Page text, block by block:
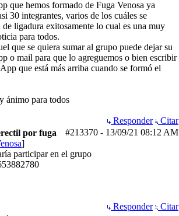
que hemos formado de Fuga Venosa ya
30 integrantes, varios de los cuáles se
de ligadura exitosamente lo cual es una muy
para todos.
que se quiera sumar al grupo puede dejar su
o mail para que lo agreguemos o bien escribir
que está más arriba cuando se formó el
ánimo para todos
Responder
Citar
#213370 - 13/09/21 08:12 AM
por fuga
]
participar en el grupo
Responder
Citar